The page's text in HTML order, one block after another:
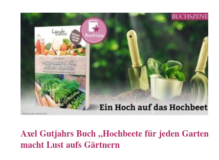
Axel Gutjahrs Buch „Hochbeete für jeden Garten“
macht Lust aufs Gärtnern